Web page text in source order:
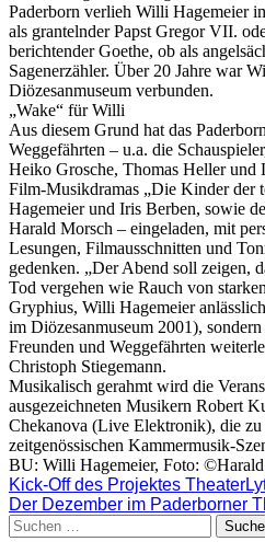
Paderborn verlieh Willi Hagemeier
als grantelnder Papst Gregor VII.
berichtender Goethe, ob als
Sagenerzähler. Über 20 Jahre war
Diözesanmuseum verbunden.
„Wake“ für Willi
Aus diesem Grund hat das
Weggefährten – u.a. die
Heiko Grosche, Thomas Heller und
Film-Musikdramas „Die Kinder der
Hagemeier und Iris Berben, sowie
Harald Morsch – eingeladen, mit
Lesungen, Filmausschnitten und
gedenken. „Der Abend soll zeigen,
Tod vergehen wie Rauch von
Gryphius, Willi Hagemeier
im Diözesanmuseum 2001),
Freunden und Weggefährten
Christoph Stiegemann.
Musikalisch gerahmt wird die
ausgezeichneten Musikern Robert
Chekanova (Live Elektronik), die zu
zeitgenössischen Kammermusik-
BU: Willi Hagemeier, Foto:
Beitragsnavigation
Kick-Off des Projektes
Der Dezember im Paderborner
Suchen
nach: